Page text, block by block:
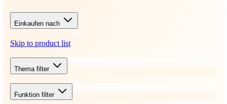
Einkaufen nach
Skip to product list
Thema filter
Funktion filter